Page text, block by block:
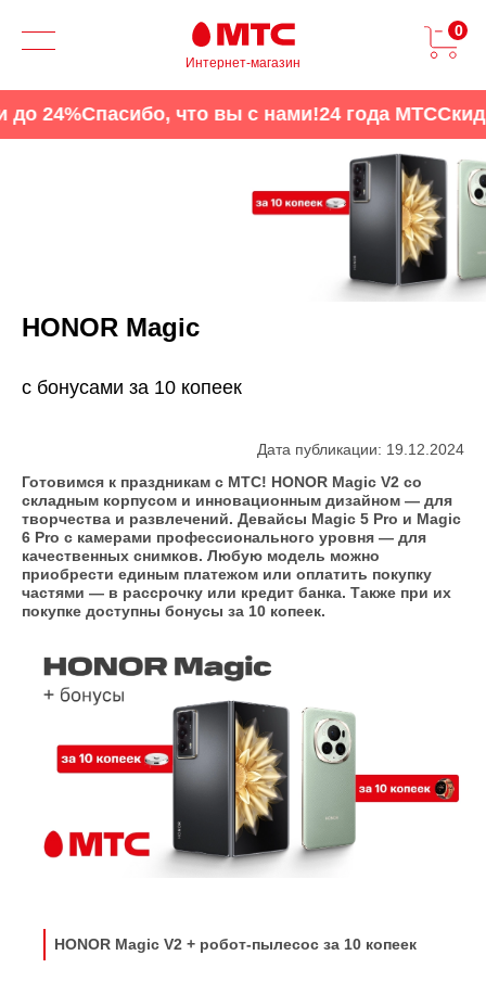
Интернет-магазин
0
Спасибо, что вы с нами!24 года МТССкидки
HONOR Magic
с бонусами за 10 копеек
Дата публикации: 19.12.2024
Готовимся к праздникам с МТС! HONOR Magic V2 со
складным корпусом и инновационным дизайном — для
творчества и развлечений. Девайсы Magic 5 Pro и Magic
6 Pro с камерами профессионального уровня — для
качественных снимков. Любую модель можно
приобрести единым платежом или оплатить покупку
частями — в рассрочку или кредит банка. Также при их
покупке доступны бонусы за 10 копеек.
HONOR Magic V2 + робот-пылесос за 10 копеек